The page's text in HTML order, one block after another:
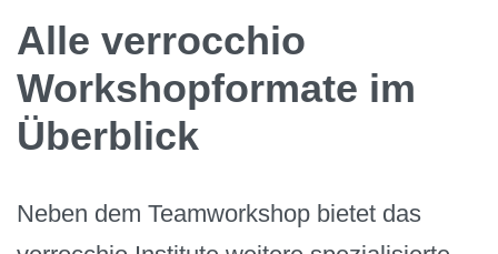
Alle verrocchio
Workshopformate im
Überblick
Neben dem Teamworkshop bietet das